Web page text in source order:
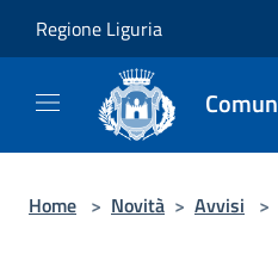
Regione Liguria
Home > Novità > Avvisi >